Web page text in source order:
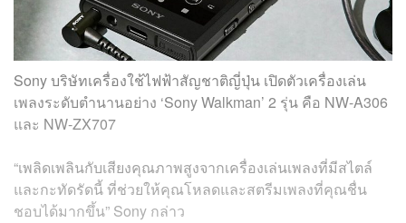
Sony บริษัทเครื่องใช้ไฟฟ้าสัญชาติญี่ปุ่น เปิดตัวเครื่องเล่น
เพลงระดับตำนานอย่าง ‘Sony Walkman’ 2 รุ่น คือ NW-A306
และ NW-ZX707
“เพลิดเพลินกับเสียงคุณภาพสูงจากเครื่องเล่นเพลงที่มีสไตล์
และกะทัดรัดนี้ ที่ช่วยให้คุณโหลดและสตรีมเพลงที่คุณชื่น
ชอบได้มากขึ้น” Sony กล่าว